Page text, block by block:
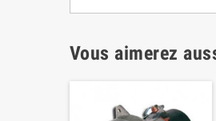
Vous aimerez